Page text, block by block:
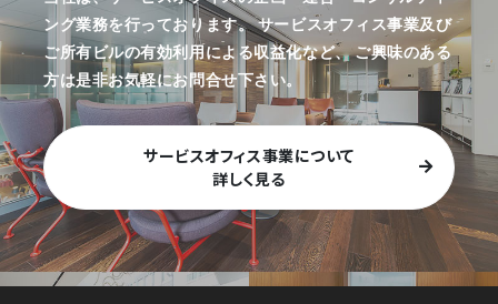
ング業務を行っております。サービスオフィス事業及び
ご所有ビルの有効利用による収益化など、ご興味のある
方は是非お気軽にお問合せ下さい。
サービスオフィス事業について
詳しく見る